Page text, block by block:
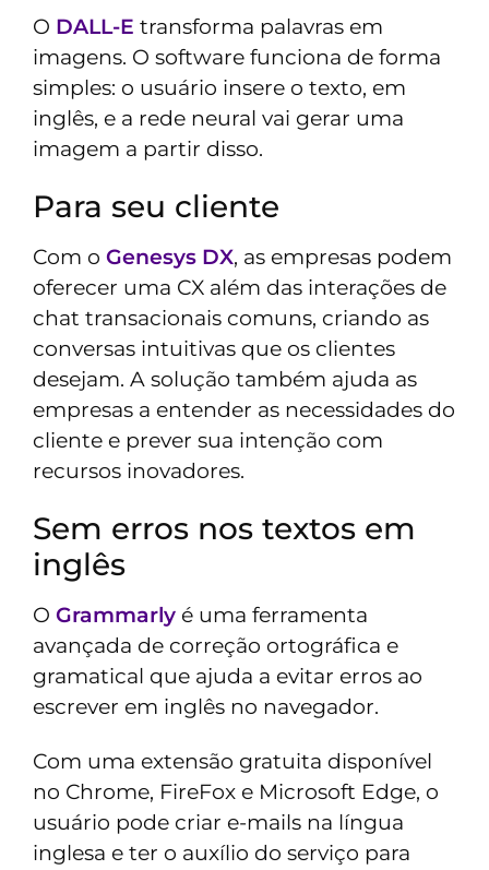
O DALL-E transforma palavras em
imagens. O software funciona de forma
simples: o usuário insere o texto, em
inglês, e a rede neural vai gerar uma
imagem a partir disso.
Para seu cliente
Com o Genesys DX, as empresas podem
oferecer uma CX além das interações de
chat transacionais comuns, criando as
conversas intuitivas que os clientes
desejam. A solução também ajuda as
empresas a entender as necessidades do
cliente e prever sua intenção com
recursos inovadores.
Sem erros nos textos em
inglês
O Grammarly é uma ferramenta
avançada de correção ortográfica e
gramatical que ajuda a evitar erros ao
escrever em inglês no navegador.
Com uma extensão gratuita disponível
no Chrome, FireFox e Microsoft Edge, o
usuário pode criar e-mails na língua
inglesa e ter o auxílio do serviço para